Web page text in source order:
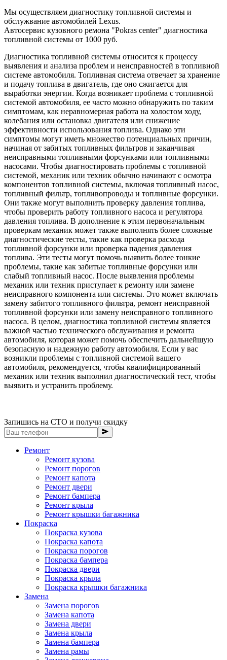
Мы осуществляем диагностику топливной системы и
обслужвание автомобилей Lexus.
Автосервис кузовного ремона "Pokras center" диагностика
топливной системы от 1000 руб.
Диагностика топливной системы относится к процессу
выявления и анализа проблем и неисправностей в топливной
системе автомобиля. Топливная система отвечает за хранение
и подачу топлива в двигатель, где оно сжигается для
выработки энергии. Когда возникает проблема с топливной
системой автомобиля, ее часто можно обнаружить по таким
симптомам, как неравномерная работа на холостом ходу,
колебания или остановка двигателя или снижение
эффективности использования топлива. Однако эти
симптомы могут иметь множество потенциальных причин,
начиная от забитых топливных фильтров и заканчивая
неисправными топливными форсунками или топливными
насосами. Чтобы диагностировать проблемы с топливной
системой, механик или техник обычно начинают с осмотра
компонентов топливной системы, включая топливный насос,
топливный фильтр, топливопроводы и топливные форсунки.
Они также могут выполнить проверку давления топлива,
чтобы проверить работу топливного насоса и регулятора
давления топлива. В дополнение к этим первоначальным
проверкам механик может также выполнять более сложные
диагностические тесты, такие как проверка расхода
топливной форсунки или проверка падения давления
топлива. Эти тесты могут помочь выявить более тонкие
проблемы, такие как забитые топливные форсунки или
слабый топливный насос. После выявления проблемы
механик или техник приступает к ремонту или замене
неисправного компонента или системы. Это может включать
замену забитого топливного фильтра, ремонт неисправной
топливной форсунки или замену неисправного топливного
насоса. В целом, диагностика топливной системы является
важной частью технического обслуживания и ремонта
автомобиля, которая может помочь обеспечить дальнейшую
безопасную и надежную работу автомобиля. Если у вас
возникли проблемы с топливной системой вашего
автомобиля, рекомендуется, чтобы квалифицированный
механик или техник выполнил диагностический тест, чтобы
выявить и устранить проблему.
Запишись на СТО и получи скидку
Ремонт
Ремонт кузова
Ремонт порогов
Ремонт капота
Ремонт двери
Ремонт бампера
Ремонт крыла
Ремонт крышки багажника
Покраска
Покраска кузова
Покраска капота
Покраска порогов
Покраска бампера
Покраска двери
Покраска крыла
Покраска крышки багажника
Замена
Замена порогов
Замена капота
Замена двери
Замена крыла
Замена бампера
Замена рамы